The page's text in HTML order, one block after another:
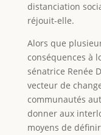
distanciation
réjouit-elle.
Alors que
conséquences à
sénatrice Renée
vecteur de
communautés
donner aux
moyens de